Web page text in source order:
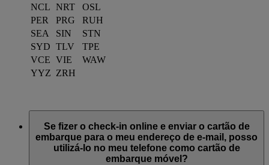
NCL NRT
OSL
PER
PRG
RUH
SEA
SIN
STN
SYD TLV
TPE
VCE VIE
WAW
YYZ ZRH
Se fizer o check-in online e enviar o cartão de
embarque para o meu endereço de e-mail, posso
utilizá-lo no meu telefone como cartão de
embarque móvel?